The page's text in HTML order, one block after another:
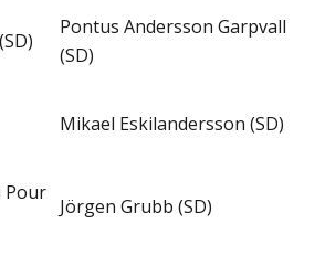
Pontus Andersson Garpvall
(SD)
Mikael Eskilandersson (SD)
Pour
Jörgen Grubb (SD)